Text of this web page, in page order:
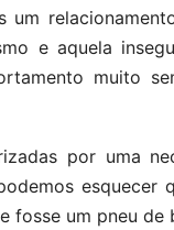
e aquela
muito
por uma
esquecer
fosse um pneu